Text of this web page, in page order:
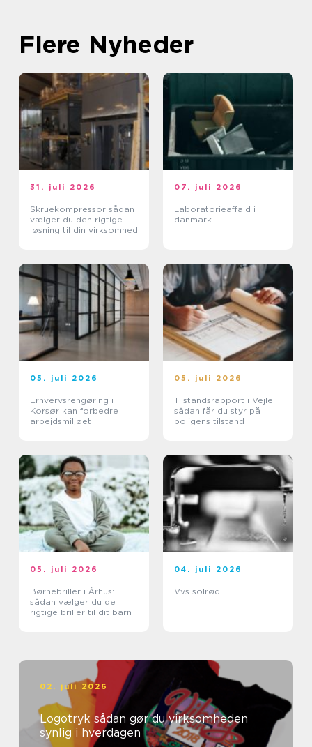
Flere Nyheder
31. juli 2026
Skruekompressor sådan
vælger du den rigtige
løsning til din virksomhed
07. juli 2026
Laboratorieaffald i
danmark
05. juli 2026
Erhvervsrengøring i
Korsør kan forbedre
arbejdsmiljøet
05. juli 2026
Tilstandsrapport i Vejle:
sådan får du styr på
boligens tilstand
05. juli 2026
Børnebriller i Århus:
sådan vælger du de
rigtige briller til dit barn
04. juli 2026
Vvs solrød
02. juli 2026
Logotryk sådan gør du virksomheden
synlig i hverdagen